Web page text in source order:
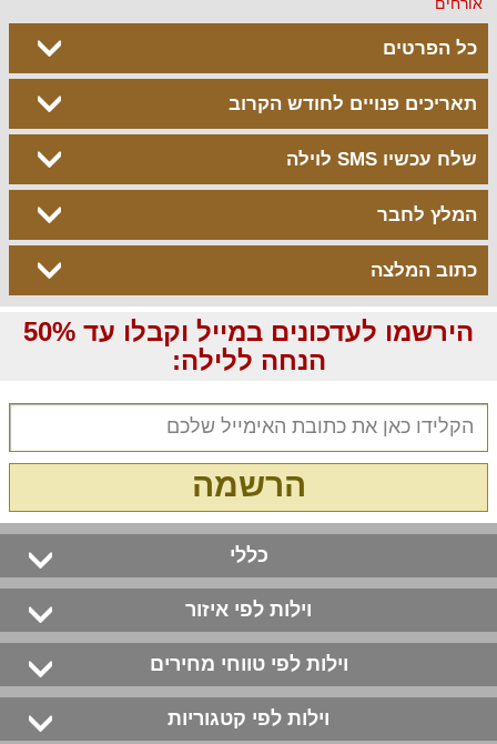
כל הפרטים
תאריכים פנויים לחודש הקרוב
שלח עכשיו SMS לוילה
המלץ לחבר
כתוב המלצה
הירשמו לעדכונים במייל וקבלו עד 50%
הנחה ללילה:
הרשמה
כללי
וילות לפי איזור
וילות לפי טווחי מחירים
וילות לפי קטגוריות